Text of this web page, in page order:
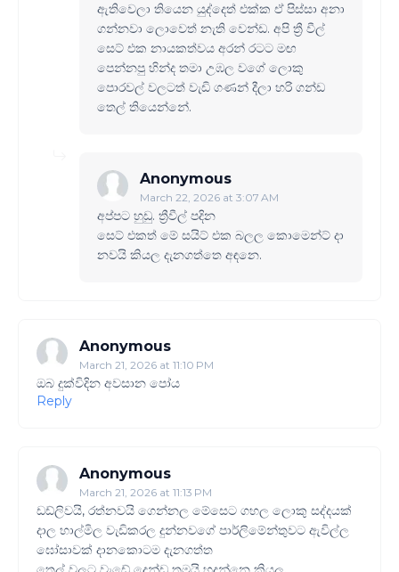
ඇතිවෙලා තියෙන යුද්දෙත් එක්ක ඒ පිස්සා අනා
ගන්නවා ලොවෙත් නැති වෙන්ඩ. අපි ත්‍රී වීල්
සෙට් එක නායකත්වය අරන් රටට මඟ
පෙන්නපු හින්ද තමා උඹල වගේ ලොකු
පොරවල් වලටත් වැඩි ගණන් දීලා හරි ගන්ඩ
තෙල් තියෙන්නේ.
Anonymous
March 22, 2026 at 3:07 AM
අප්පට හුඩු. ත්‍රීවීල් පදින
සෙට් එකත් මේ සයිට් එක බලල කොමෙන්ට් දා
නවයි කියල දැනගත්තෙ අඳනෙ.
Anonymous
March 21, 2026 at 11:10 PM
ඔබ දුක්විදින අවසාන පෝය
Reply
Anonymous
March 21, 2026 at 11:13 PM
ඩඩ්ලිවයි, රත්නවයි ගෙන්නල මේසෙට ගහල ලොකු සද්දයක්
දාල හාල්මිල වැඩිකරල දුන්නවගේ පාර්ලිමේන්තුවට ඇවිල්ල
ඝෝසාවක් දානකොටම දැනගත්ත